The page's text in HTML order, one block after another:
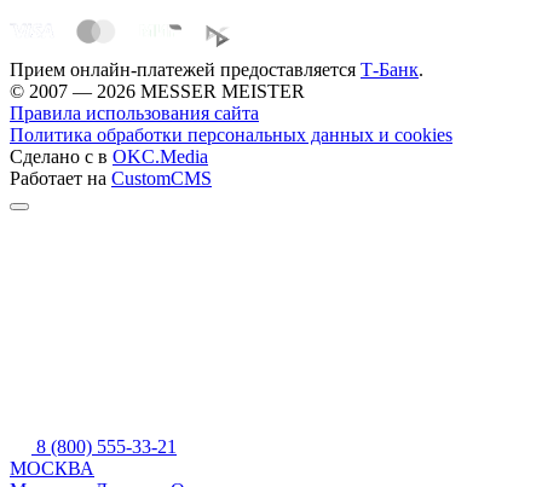
Прием онлайн-платежей предоставляется Т-Банк.
© 2007 — 2026 MESSER MEISTER
Правила использования сайта
Политика обработки персональных данных и cookies
Сделано с в OKC.Media
Работает на CustomCMS
8 (800) 555-33-21
МОСКВА